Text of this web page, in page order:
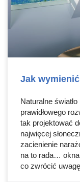
Jak
Naturalne
prawidłowego
tak projektować
najwięcej
zacienienie
na to rada…
co zwrócić